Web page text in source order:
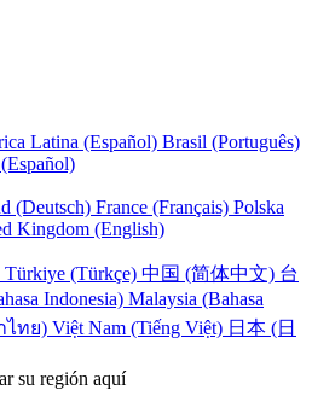
Latina (Español) Brasil (Português)
(Deutsch) France (Français) Polska
Kingdom (English)
Türkiye (Türkçe) 中国 (简体中文) 台
Indonesia) Malaysia (Bahasa
ไทย) Việt Nam (Tiếng Việt) 日本 (日
su región aquí